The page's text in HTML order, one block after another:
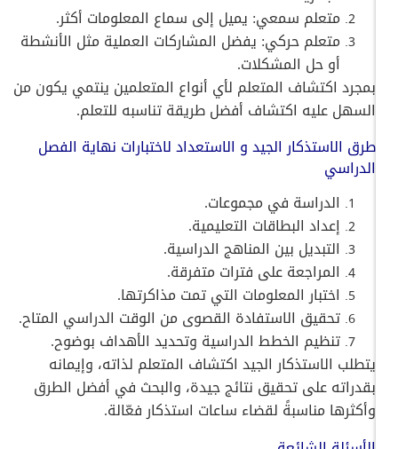
متعلم سمعي: يميل إلى سماع المعلومات أكثر.
متعلم حركي: يفضل المشاركات العملية مثل الأنشطة
أو حل المشكلات.
بمجرد اكتشاف المتعلم لأي أنواع المتعلمين ينتمي يكون من
السهل عليه اكتشاف أفضل طريقة تناسبه للتعلم.
طرق الاستذكار الجيد و الاستعداد لاختبارات نهاية الفصل
الدراسي
الدراسة في مجموعات.
إعداد البطاقات التعليمية.
التبديل بين المناهج الدراسية.
المراجعة على فترات متفرقة.
اختبار المعلومات التي تمت مذاكرتها.
تحقيق الاستفادة القصوى من الوقت الدراسي المتاح.
تنظيم الخطط الدراسية وتحديد الأهداف بوضوح.
يتطلب الاستذكار الجيد اكتشاف المتعلم لذاته، وإيمانه
بقدراته على تحقيق نتائج جيدة، والبحث في أفضل الطرق
وأكثرها مناسبةً لقضاء ساعات استذكار فعّالة.